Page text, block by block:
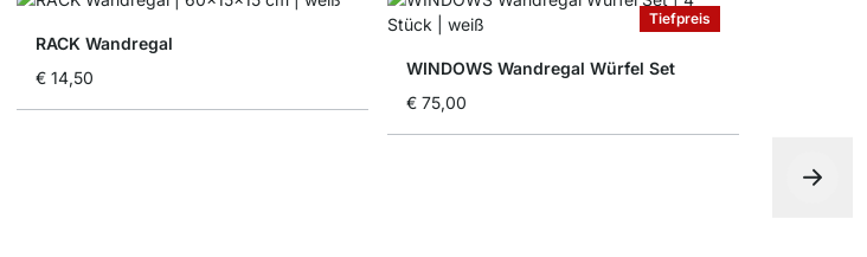
RACK Wandregal
€ 14,50
Tiefpreis
WINDOWS Wandregal Würfel Set
€ 75,00